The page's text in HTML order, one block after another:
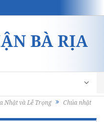
Nhật và Lễ Trọng Chúa nhật